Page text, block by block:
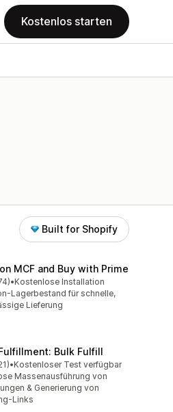
Kostenlos starten
Built for Shopify
MCF and Buy with Prime
5 Sternen
insgesamt
•Kostenlose Installation
Lagerbestand für schnelle,
Lieferung
Bulk Fulfill
5 Sternen
insgesamt
•Kostenloser Test verfügbar
Massenausführung von
& Generierung von
Links